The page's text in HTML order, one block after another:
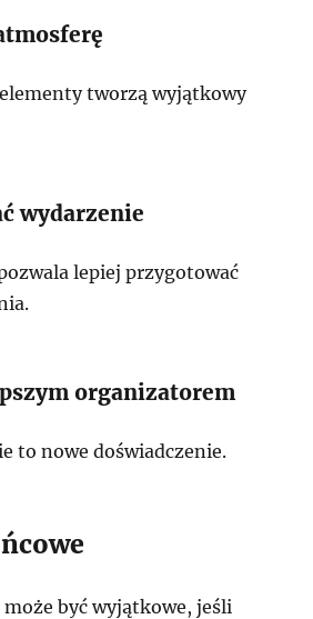
tworzą wyjątkowy
wydarzenie
lepiej przygotować
organizatorem
to nowe doświadczenie.
być wyjątkowe, jeśli